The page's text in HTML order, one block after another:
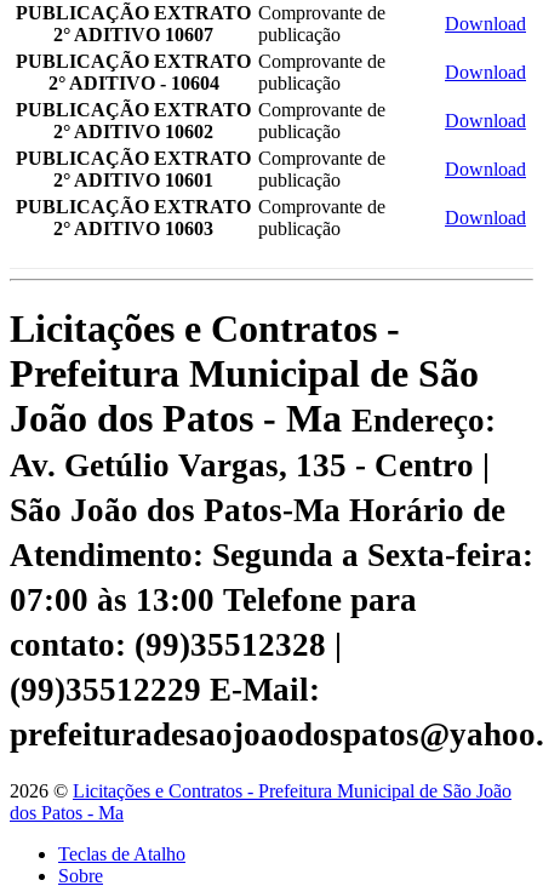
PUBLICAÇÃO EXTRATO
2° ADITIVO 10607
Comprovante de
publicação
Download
PUBLICAÇÃO EXTRATO
2° ADITIVO - 10604
Comprovante de
publicação
Download
PUBLICAÇÃO EXTRATO
2° ADITIVO 10602
Comprovante de
publicação
Download
PUBLICAÇÃO EXTRATO
2° ADITIVO 10601
Comprovante de
publicação
Download
PUBLICAÇÃO EXTRATO
2° ADITIVO 10603
Comprovante de
publicação
Download
Licitações e Contratos -
Prefeitura Municipal de São
João dos Patos - Ma Endereço:
Av. Getúlio Vargas, 135 - Centro |
São João dos Patos-Ma Horário de
Atendimento: Segunda a Sexta-feira:
07:00 às 13:00 Telefone para
contato: (99)35512328 |
(99)35512229 E-Mail:
2026 © Licitações e Contratos - Prefeitura Municipal de São João
dos Patos - Ma
Teclas de Atalho
Sobre